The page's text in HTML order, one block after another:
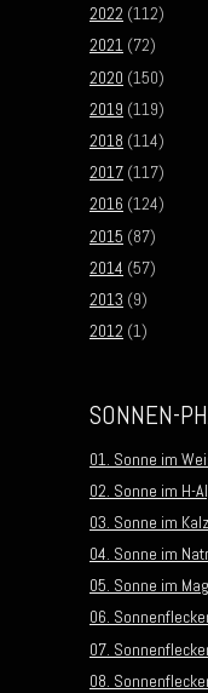
2022 (112)
2021 (72)
2020 (150)
2019 (119)
2018 (114)
2017 (117)
2016 (124)
2015 (87)
2014 (57)
2013 (9)
2012 (1)
SONNEN-
01. Sonne im
02. Sonne im H-
03. Sonne im
04. Sonne im
05. Sonne im
06.
07.
08.